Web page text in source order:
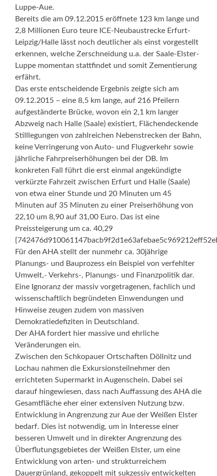
Luppe-Aue.
Bereits die am 09.12.2015 eröffnete 123 km lange und
2,8 Millionen Euro teure ICE-Neubaustrecke Erfurt-
Leipzig/Halle lässt noch deutlicher als einst vorgestellt
erkennen, welche Zerschneidung u.a. der Saale-Elster-
Luppe momentan stattfindet und somit Zementierung
erfährt.
Das erste entscheidende Ergebnis zeigte sich am
09.12.2015 – eine 8,5 km lange, auf 216 Pfeilern
aufgeständerte Brücke, wovon ein 2,1 km langer
Abzweig nach Halle (Saale) existiert, Flächendeckende
Stilllegungen von zahlreichen Nebenstrecken der Bahn,
keine Verringerung von Auto- und Flugverkehr sowie
jährliche Fahrpreiserhöhungen bei der DB. Im
konkreten Fall führt die erst einmal angekündigte
verkürzte Fahrzeit zwischen Erfurt und Halle (Saale)
von etwa einer Stunde und 20 Minuten um 45
Minuten auf 35 Minuten zu einer Preiserhöhung von
22,10 um 8,90 auf 31,00 Euro. Das ist eine
Preissteigerung um ca. 40,29
Für den AHA stellt der nunmehr ca. 30jährige
Planungs- und Bauprozess ein Beispiel von verfehlter
Umwelt,- Verkehrs-, Planungs- und Finanzpolitik dar.
Eine Ignoranz der massiv vorgetragenen, fachlich und
wissenschaftlich begründeten Einwendungen und
Hinweise zeugen zudem von massiven
Demokratiedefiziten in Deutschland.
Der AHA fordert hier massive und ehrliche
Veränderungen ein.
Zwischen den Schkopauer Ortschaften Döllnitz und
Lochau nahmen die Exkursionsteilnehmer den
errichteten Supermarkt in Augenschein. Dabei sei
darauf hingewiesen, dass nach Auffassung des AHA die
Gesamtfläche eher einer extensiven Nutzung bzw.
Entwicklung in Angrenzung zur Aue der Weißen Elster
bedarf. Dies ist notwendig, um in Interesse einer
besseren Umwelt und in direkter Angrenzung des
Überflutungsgebietes der Weißen Elster, um eine
Entwicklung von arten- und strukturreichem
Dauergrünland, gekoppelt mit sukzessiv entwickelten